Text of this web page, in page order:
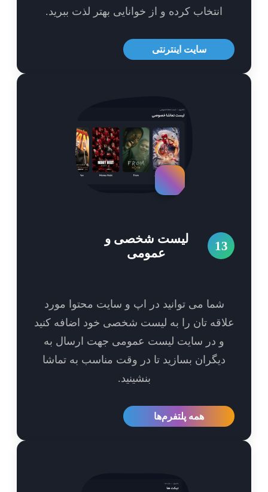
انتخاب کرده و از خوانایی بهتر لذت ببرید.
سایت اینترنتی
لیست شخصی و
عمومی
شما می توانید در اپ و سایت محتوا مورد
تان را به لیست شخصی خود اضافه کنید
و در سایت لیست عمومی جهت ارسال به
دیگران بسازید تا در وقت مناسب به تماشا
همه پلتفرم‌ها